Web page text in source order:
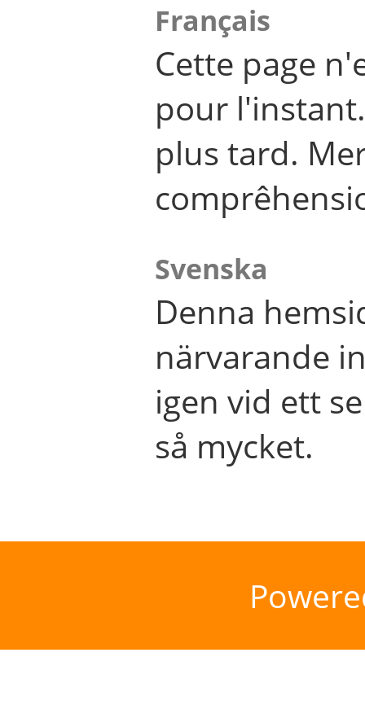
Français
Cette page
pour
plus tard.
Svenska
Denna
närvarande
igen vid ett
så mycket.